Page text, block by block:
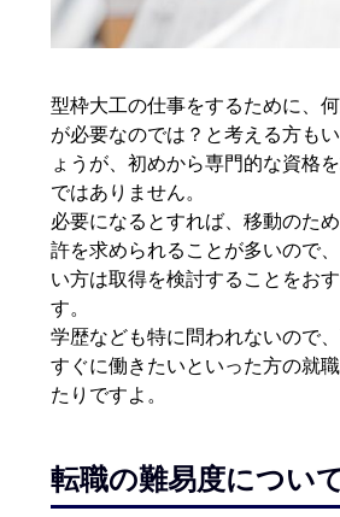
型枠大工の仕事をするために、
が必要なのでは？と考える方も
ょうが、初めから専門的な資格
ではありません。
必要になるとすれば、移動のた
許を求められることが多いので
い方は取得を検討することをお
す。
学歴なども特に問われないので
すぐに働きたいといった方の就
たりですよ。
転職の難易度につい